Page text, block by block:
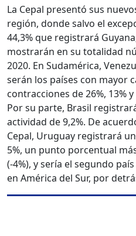
La Cepal presentó sus
región, donde salvo el
44,3% que registrará
mostrarán en su totalidad
2020. En Sudamérica,
serán los países con mayor
contracciones de 26%, 13%
Por su parte, Brasil
actividad de 9,2%. De
Cepal, Uruguay registrará
5%, un punto porcentual
(-4%), y sería el segundo
en América del Sur, por